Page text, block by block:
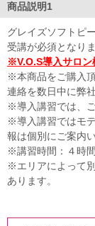
商品説明1
グレイズソフトピ
受講が必須となりま
※V.O.S導入サロン
※本商品をご購入
連絡を数日中に弊
※導入講習では、
※導入講習ではモ
報は個別にご案内
※講習時間：４時間
※エリアによって
あります。